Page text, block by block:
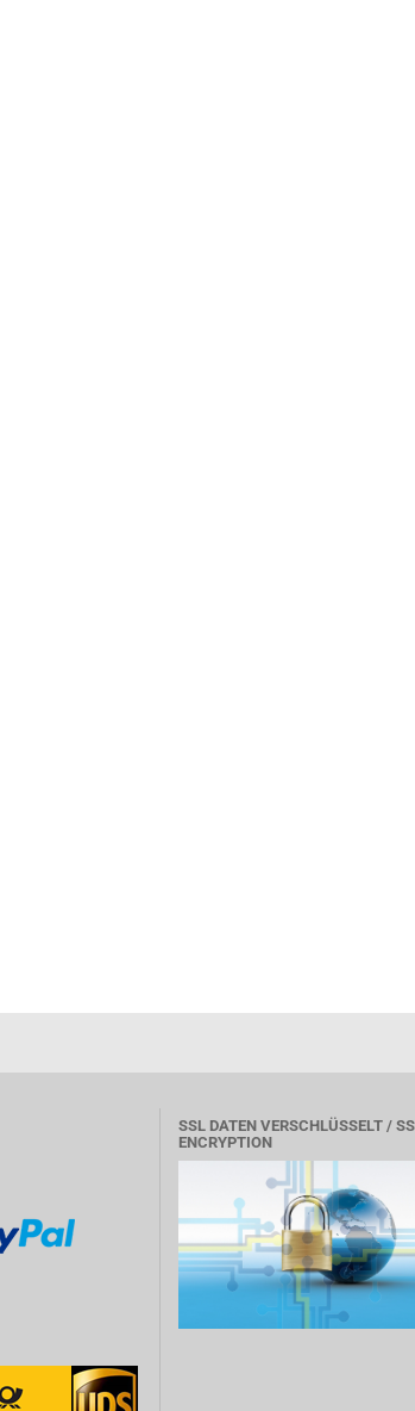
SSL DATEN VERSCHLÜSSELT /
ENCRYPTION